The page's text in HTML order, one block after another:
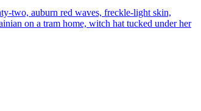
two, auburn red waves, freckle-light skin,
on a tram home, witch hat tucked under her